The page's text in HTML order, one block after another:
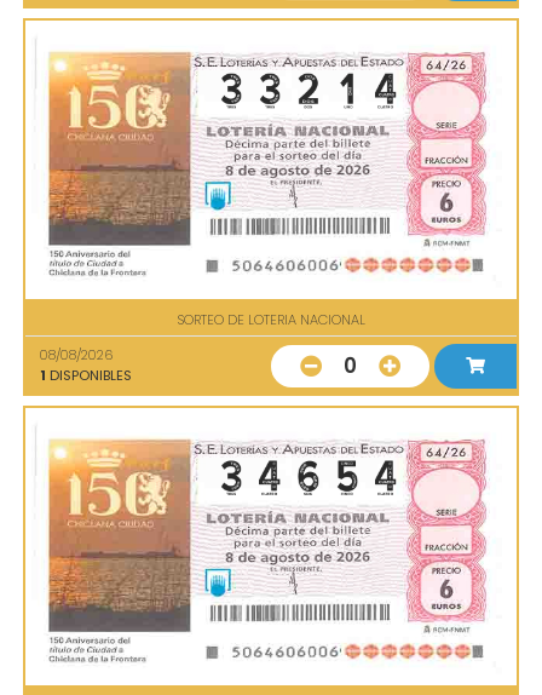
SORTEO DE LOTERIA NACIONAL
08/08/2026
1 DISPONIBLES 0